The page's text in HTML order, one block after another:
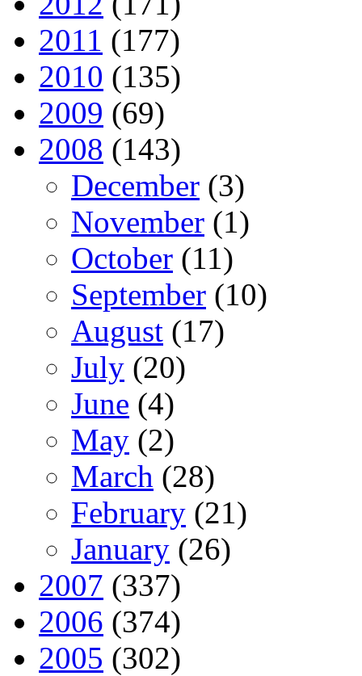
2011 (177)
2010 (135)
2009 (69)
2008 (143)
December (3)
November (1)
October (11)
September (10)
August (17)
July (20)
June (4)
May (2)
March (28)
February (21)
January (26)
2007 (337)
2006 (374)
2005 (302)